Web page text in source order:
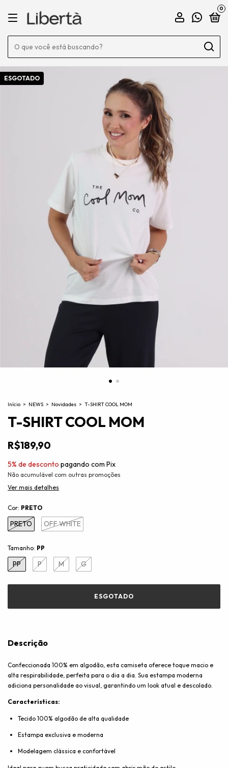
0
ESGOTADO
Início > NEWS > Novidades > T-SHIRT COOL MOM
T-SHIRT COOL MOM
R$189,90
5% de desconto pagando com Pix
Não acumulável com outras promoções
Ver mais detalhes
Cor: PRETO
PRETO OFF WHITE
Tamanho: PP
PP P M G
Descrição
Confeccionada 100% em algodão, esta camiseta oferece toque macio e
alta respirabilidade, perfeita para o dia a dia. Sua estampa moderna
adiciona personalidade ao visual, garantindo um look atual e descolado.
Características:
Tecido 100% algodão de alta qualidade
Estampa exclusiva e moderna
Modelagem clássica e confortável